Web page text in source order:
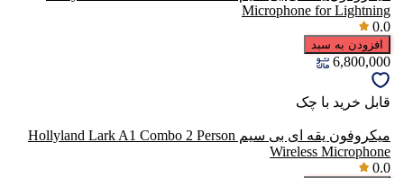
Microphone for Lightning
0.0
افزودن به سبد
6,800,000
قابل خرید با چک
میکروفون یقه ای بی سیم Hollyland Lark A1 Combo 2 Person
Wireless Microphone
0.0